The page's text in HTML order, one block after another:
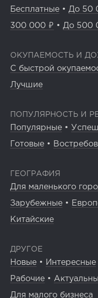
Бесплатные • До 50
300 000 ₽ • До 500
ОКУПАЕМОСТЬ И
С быстрой
Лучшие
ПОПУЛЯРНОСТЬ И
Популярные •
Готовые •
ГЕОГРАФИЯ
Для маленького
Зарубежные •
Китайские
ДРУГОЕ
Новые • Интересные
Рабочие •
Для малого бизнеса